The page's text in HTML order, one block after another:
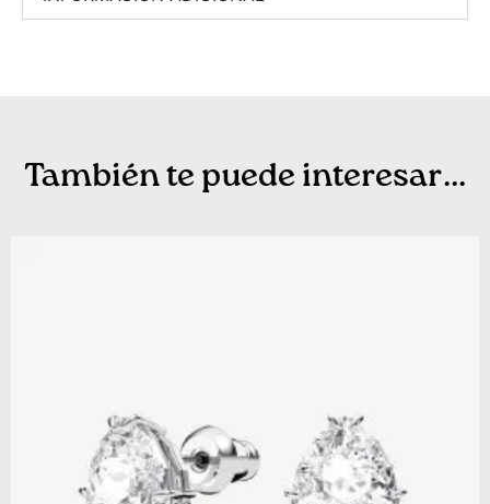
También te puede interesar...